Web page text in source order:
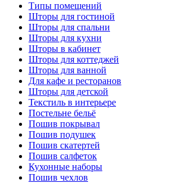
Типы помещений
Шторы для гостиной
Шторы для спальни
Шторы для кухни
Шторы в кабинет
Шторы для коттеджей
Шторы для ванной
Для кафе и ресторанов
Шторы для детской
Текстиль в интерьере
Постельне бельё
Пошив покрывал
Пошив подушек
Пошив скатертей
Пошив салфеток
Кухонные наборы
Пошив чехлов